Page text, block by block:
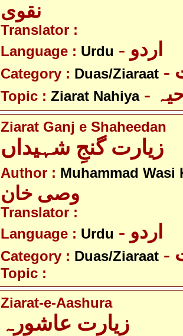
نقوی
Translator :
Language : Urdu - اردو
Category : Duas/Ziaraat
Topic : Ziarat Nahiya
Ziarat Ganj e Shaheedan
زیارت گنجِ شہیداں
Author : Muhammad Wasi
وصی خان
Translator :
Language : Urdu - اردو
Category : Duas/Ziaraat
Topic :
Ziarat-e-Aashura